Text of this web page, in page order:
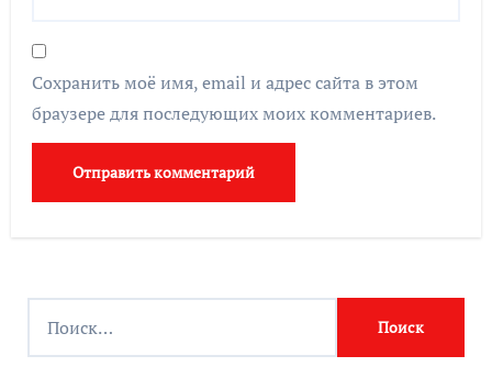
Сохранить моё имя, email и адрес сайта в этом
браузере для последующих моих комментариев.